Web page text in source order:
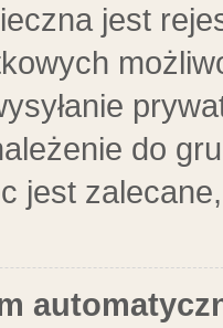
jest
do
jest